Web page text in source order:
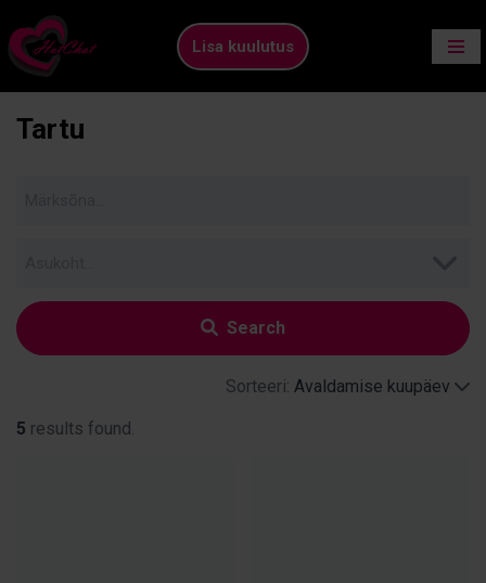
Skip
Lisa kuulutus
Tartu
Search
Sorteeri: Avaldamise kuupäev
5 results found.